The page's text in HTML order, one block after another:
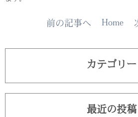
前の記事へ Home
カテゴリー
最近の投稿